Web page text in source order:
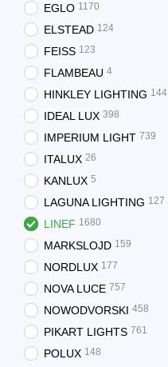
EGLO 1170
ELSTEAD 124
FEISS 123
FLAMBEAU 4
HINKLEY LIGHTING 144
IDEAL LUX 398
IMPERIUM LIGHT 739
ITALUX 26
KANLUX 5
LAGUNA LIGHTING 127
LINEF 1680
MARKSLOJD 159
NORDLUX 177
NOVA LUCE 757
NOWODVORSKI 458
PIKART LIGHTS 761
POLUX 148